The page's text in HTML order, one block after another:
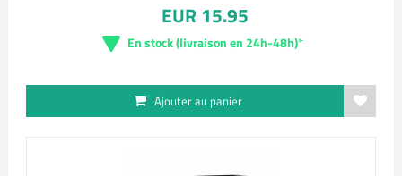
EUR 15.95
En stock (livraison en 24h-48h)*
Ajouter au panier